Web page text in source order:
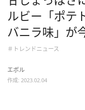
ルビー「ポテ
バニラ味」が
＃トレンドニュース
エボル
作成: 2023.02.04